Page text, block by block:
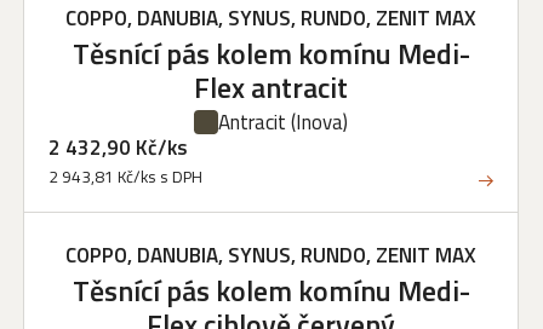
COPPO, DANUBIA, SYNUS, RUNDO, ZENIT MAX
Těsnící pás kolem komínu Medi-
Flex antracit
Antracit(Inova)
2 432,90 Kč/ks
2 943,81 Kč/ks s DPH
COPPO, DANUBIA, SYNUS, RUNDO, ZENIT MAX
Těsnící pás kolem komínu Medi-